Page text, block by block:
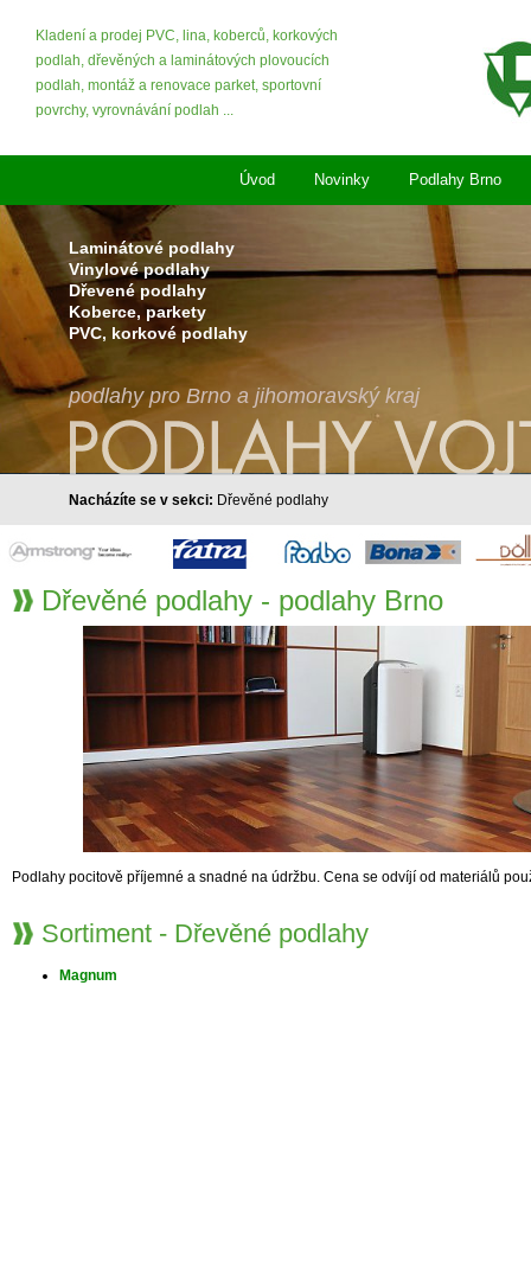
Kladení a prodej PVC, lina, koberců, korkových
podlah, dřevěných a laminátových plovoucích
podlah, montáž a renovace parket, sportovní
povrchy, vyrovnávání podlah ...
Laminátové podlahy
Vinylové podlahy
Dřevené podlahy
Koberce, parkety
PVC, korkové podlahy
podlahy pro Brno a jihomoravský kraj
Úvod Novinky Podlahy Brno
Nacházíte se v sekci: Dřevěné podlahy
Dřevěné podlahy - podlahy Brno
Podlahy pocitově příjemné a snadné na údržbu. Cena se odvíjí od materiálů
Sortiment - Dřevěné podlahy
Magnum